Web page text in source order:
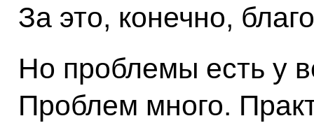
За это, конечно,
Но проблемы есть у
Проблем много.